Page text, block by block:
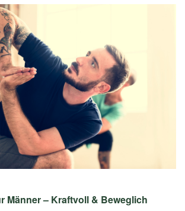
Männer – Kraftvoll & Beweglich